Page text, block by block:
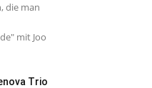
die man
mit Joo
Trio